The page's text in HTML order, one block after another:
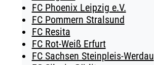
FC Phoenix Leipzig e.V.
FC Pommern Stralsund
FC Resita
FC Rot-Weiß Erfurt
FC Sachsen Steinpleis-Werdau